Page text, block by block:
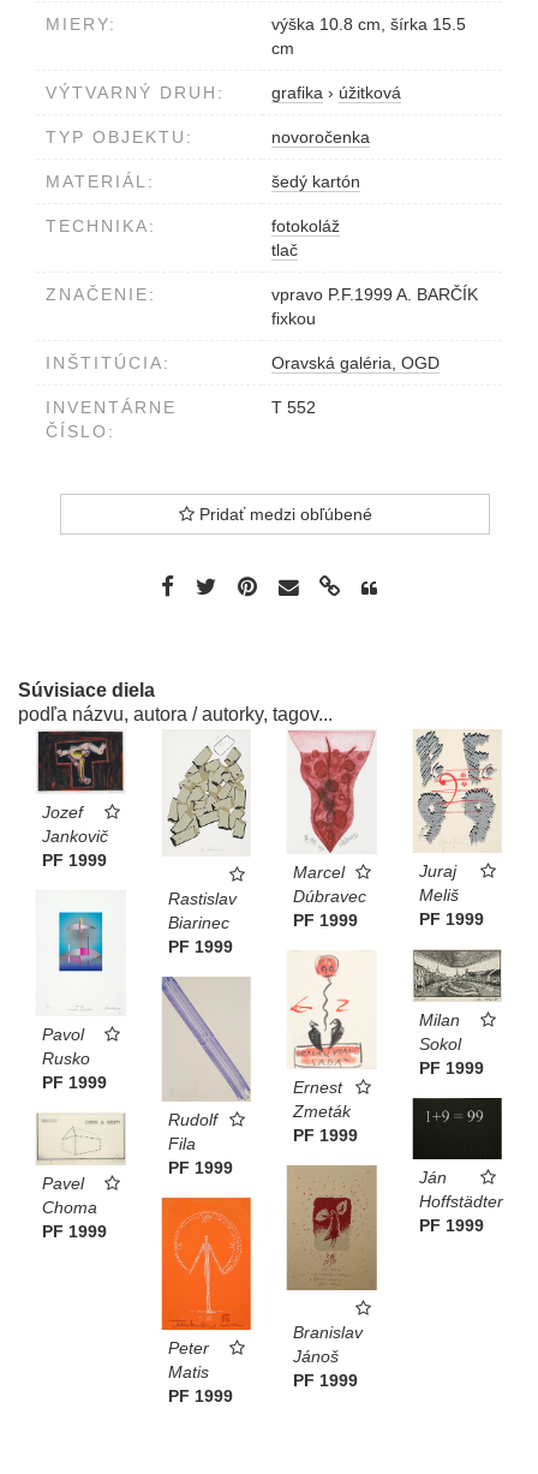
MIERY:
výška 10.8 cm, šírka 15.5
cm
VÝTVARNÝ DRUH: grafika › úžitková
TYP OBJEKTU: novoročenka
MATERIÁL: šedý kartón
TECHNIKA:
fotokoláž
tlač
ZNAČENIE:
vpravo P.F.1999 A. BARČÍK
fixkou
INŠTITÚCIA: Oravská galéria, OGD
INVENTÁRNE
ČÍSLO:
T 552
Pridať medzi obľúbené
Súvisiace diela
podľa názvu, autora / autorky, tagov...
Jozef
Jankovič
PF 1999
Rastislav
Biarinec
PF 1999
Marcel
Dúbravec
PF 1999
Juraj
Meliš
PF 1999
Pavol
Rusko
PF 1999
Milan
Sokol
PF 1999
Ernest
Zmeták
PF 1999
Rudolf
Fila
PF 1999
Ján
Hoffstädter
PF 1999
Pavel
Choma
PF 1999
Branislav
Jánoš
PF 1999
Peter
Matis
PF 1999